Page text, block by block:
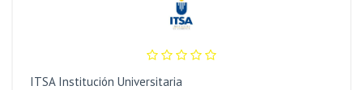
ITSA Institución Universitaria